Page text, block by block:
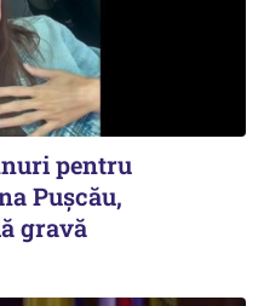
pentru
Pușcău,
gravă